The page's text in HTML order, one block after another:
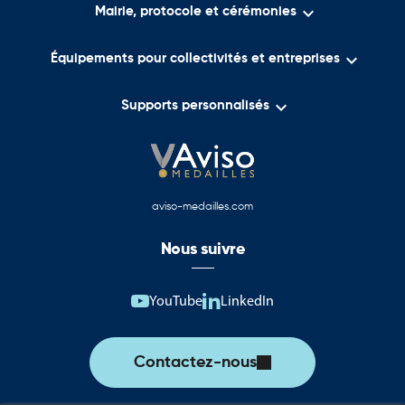
Des cérémonies municipales
Des signatures officielles
Des salons institutionnels
Des remises de distinctions
Des manifestations protocolaires
Elles permettent de valoriser les tables d'accueil, de réception ou
l'ensemble de l'événement.
Leur présence contribue à renforcer le caractère officiel des
Mairie, protocole et cérémonies 
Équipements pour collectivités et entreprises 
Supports personnalisés 
aviso-medailles.com
Nous suivre
YouTube LinkedIn
Contactez-nous